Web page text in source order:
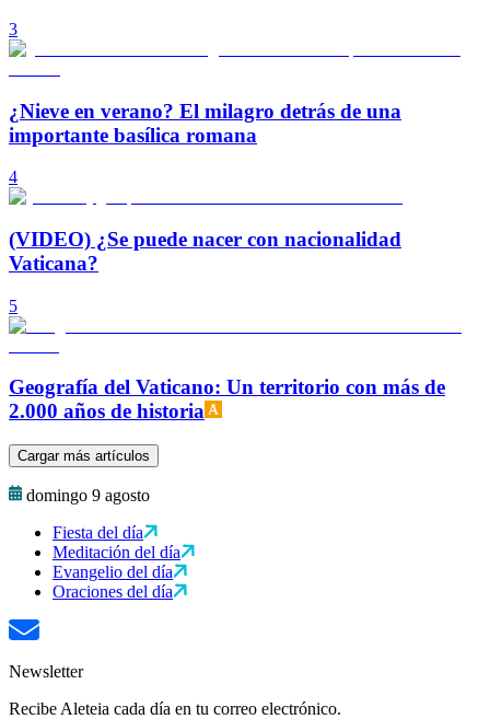
3
¿Nieve en verano? El milagro detrás de una
importante basílica romana
4
(VIDEO) ¿Se puede nacer con nacionalidad
Vaticana?
5
Geografía del Vaticano: Un territorio con más de
2.000 años de historia
Cargar más artículos
domingo 9 agosto
Fiesta del día
Meditación del día
Evangelio del día
Oraciones del día
Newsletter
Recibe Aleteia cada día en tu correo electrónico.